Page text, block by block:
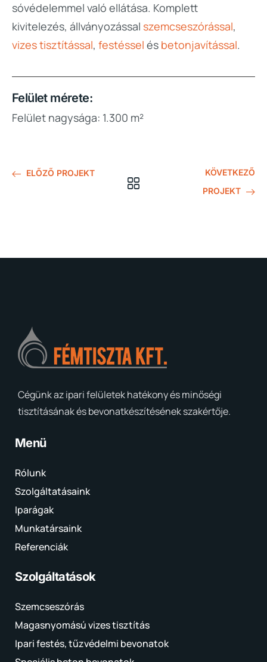
sóvédelemmel való ellátása. Komplett
kivitelezés, állványozással szemcseszórással,
vizes tisztítással, festéssel és betonjavítással.
Felület mérete:
Felület nagysága: 1.300 m²
ELŐZŐ PROJEKT
KÖVETKEZŐ
PROJEKT
Cégünk az ipari felületek hatékony és minőségi
tisztításának és bevonatkészítésének szakértője.
Menü
Rólunk
Szolgáltatásaink
Iparágak
Munkatársaink
Referenciák
Szolgáltatások
Szemcseszórás
Magasnyomású vizes tisztítás
Ipari festés, tűzvédelmi bevonatok